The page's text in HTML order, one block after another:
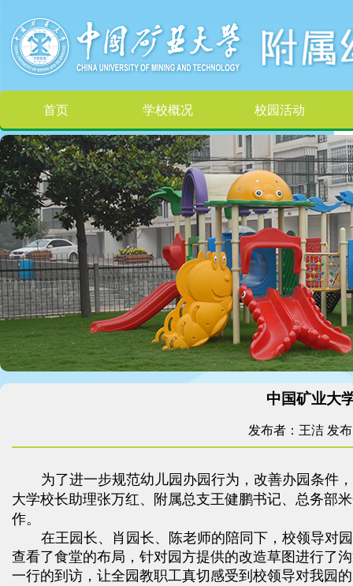
首页 学校概况 校园活动
中国矿业大
发布者：王洁 发
为了进一步规范幼儿园办园行为，改善办园条件
大学校长助理张万红、附属总支王健鹏书记、总务部
作。
在王园长、肖园长、陈老师的陪同下，校领导对
查看了食堂的布局，针对园方提供的改造草图进行了
一行的到访，让全园教职工真切感受到校领导对我园